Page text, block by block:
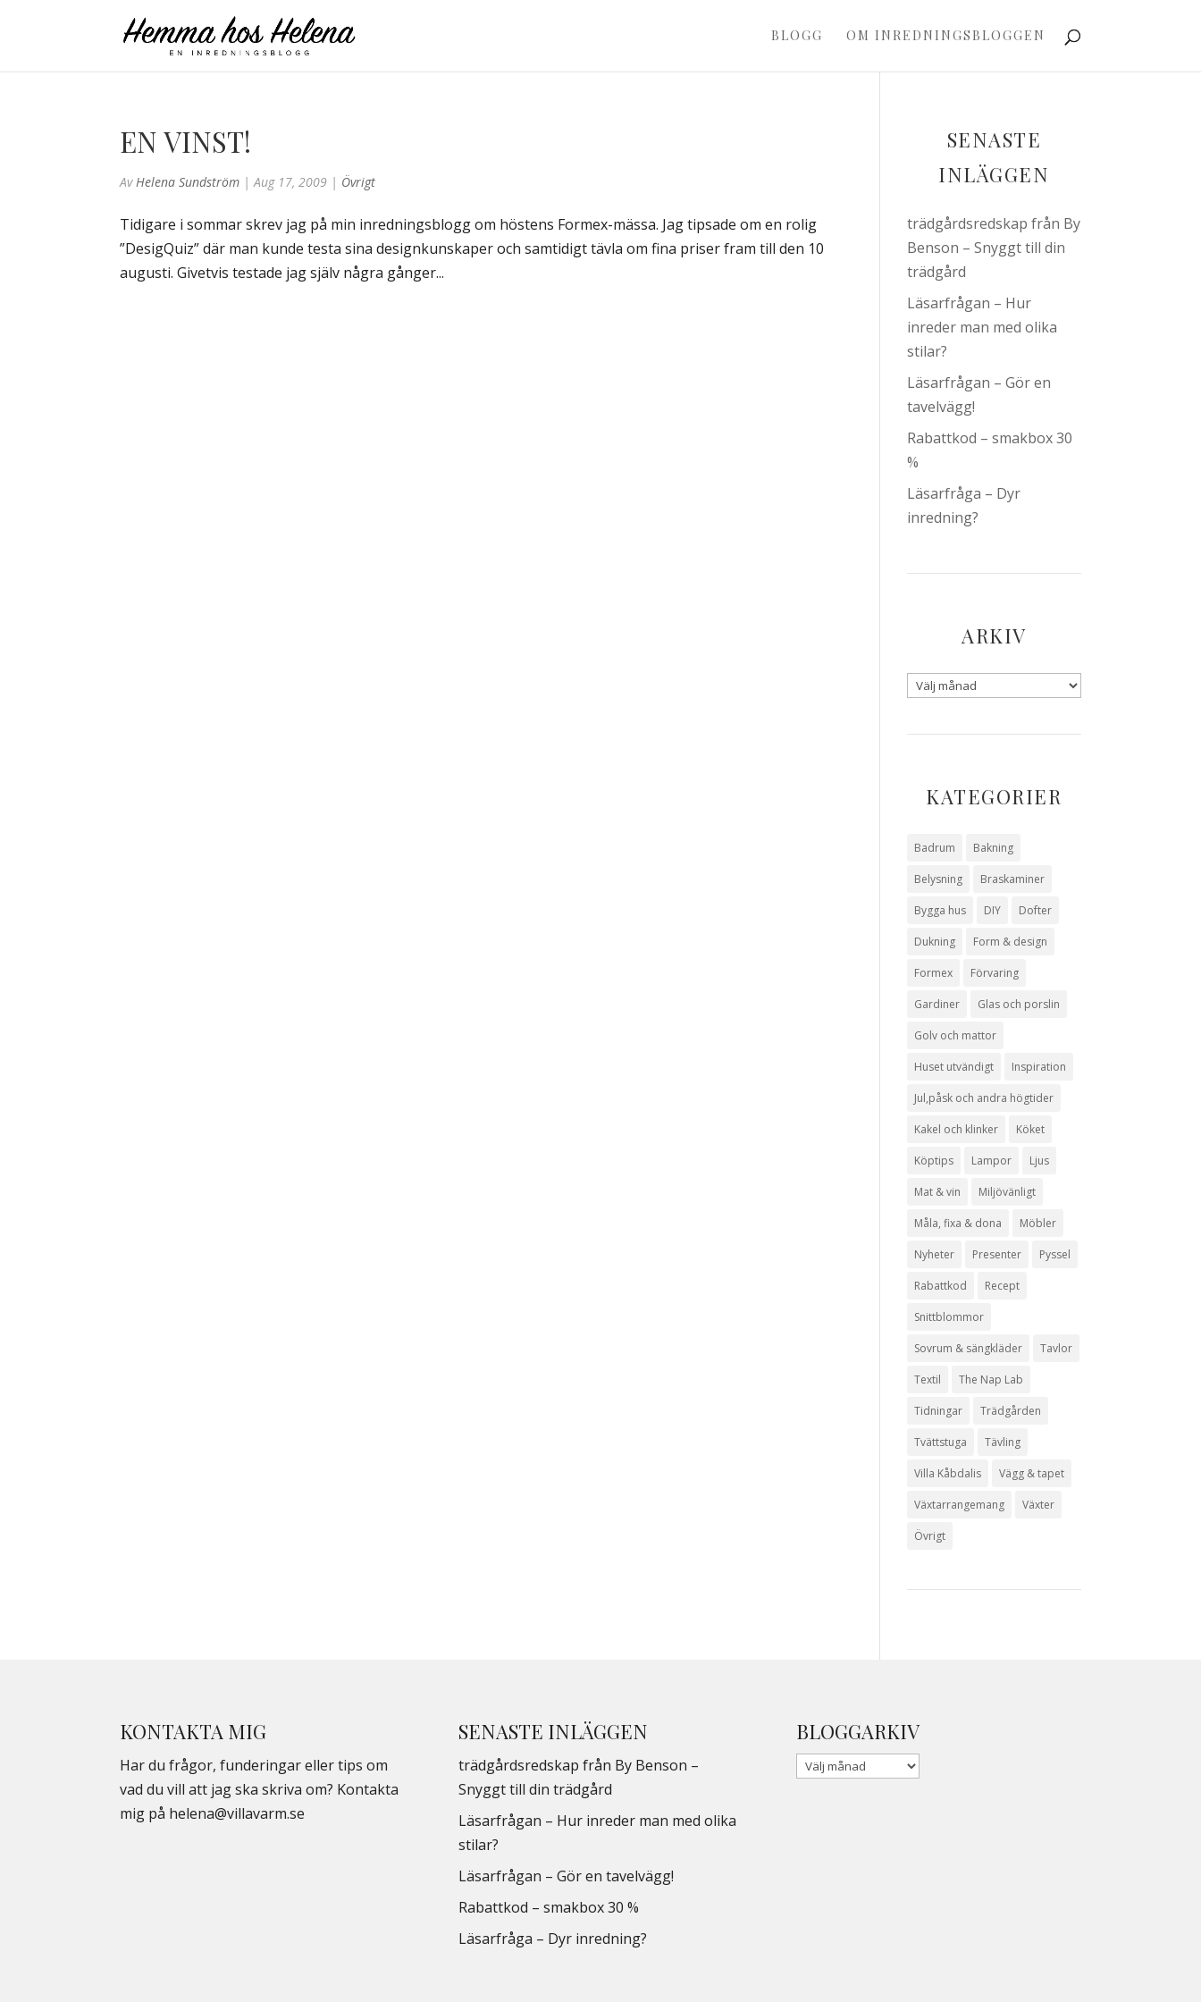
BLOGG OM INREDNINGSBLOGGEN
EN VINST!
AvHelena Sundström |Aug 17, 2009 | Övrigt
Tidigare i sommar skrev jag på min inredningsblogg om höstens Formex-mässa. Jag tipsade om en rolig
”DesigQuiz” där man kunde testa sina designkunskaper och samtidigt tävla om fina priser fram till den 10
augusti. Givetvis testade jag själv några gånger...
SENASTE
INLÄGGEN
trädgårdsredskap från By
Benson – Snyggt till din
trädgård
Läsarfrågan – Hur
inreder man med olika
stilar?
Läsarfrågan – Gör en
tavelvägg!
Rabattkod – smakbox 30
%
Läsarfråga – Dyr
inredning?
ARKIV
KATEGORIER
Badrum Bakning
Belysning Braskaminer
Bygga hus DIY Dofter
Dukning Form & design
Formex Förvaring
Gardiner Glas och porslin
Golv och mattor
Huset utvändigt Inspiration
Jul,påsk och andra högtider
Kakel och klinker Köket
Köptips Lampor Ljus
Mat & vin Miljövänligt
Måla, fixa & dona Möbler
Nyheter Presenter Pyssel
Rabattkod Recept
Snittblommor
Sovrum & sängkläder Tavlor
Textil The Nap Lab
Tidningar Trädgården
Tvättstuga Tävling
Villa Kåbdalis Vägg & tapet
Växtarrangemang Växter
Övrigt
KONTAKTA MIG
Har du frågor, funderingar eller tips om
vad du vill att jag ska skriva om? Kontakta
mig på helena@villavarm.se
SENASTE INLÄGGEN
trädgårdsredskap från By Benson –
Snyggt till din trädgård
Läsarfrågan – Hur inreder man med olika
stilar?
Läsarfrågan – Gör en tavelvägg!
Rabattkod – smakbox 30 %
Läsarfråga – Dyr inredning?
BLOGGARKIV